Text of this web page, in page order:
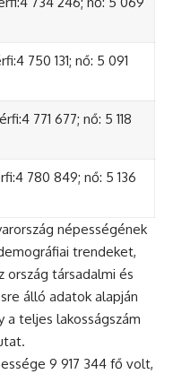
750 131; nő: 5 091
771 677; nő: 5 118
780 849; nő: 5 136
népességének
trendeket,
ország társadalmi és
álló adatok alapján
teljes lakosságszám
9 917 344 fő volt,